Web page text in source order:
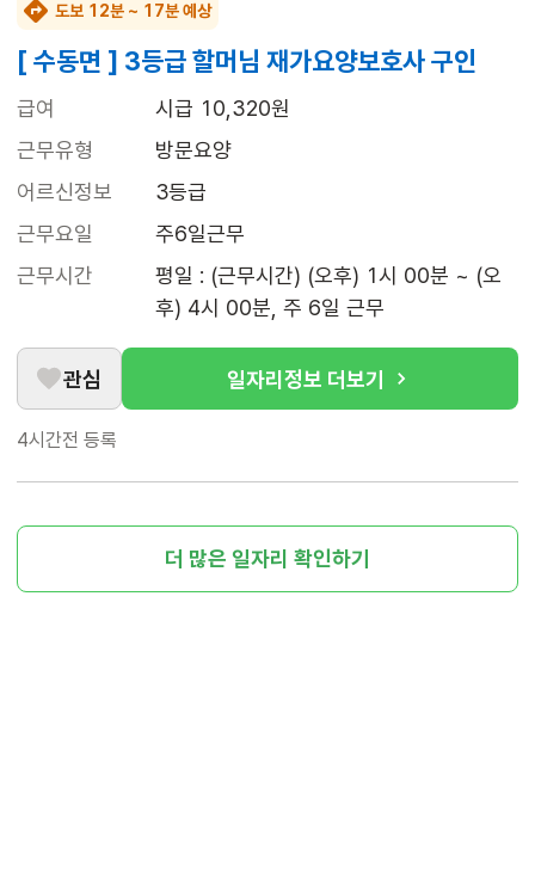
도보 12분 ~ 17분 예상
[ 수동면 ] 3등급 할머님 재가요양보호사 구인
급여
시급 10,320원
근무유형
방문요양
어르신정보
3등급
근무요일
주6일근무
근무시간
평일 : (근무시간) (오후) 1시 00분 ~ (오
후) 4시 00분, 주 6일 근무
관심 일자리정보 더보기
4시간전 등록
더 많은 일자리 확인하기